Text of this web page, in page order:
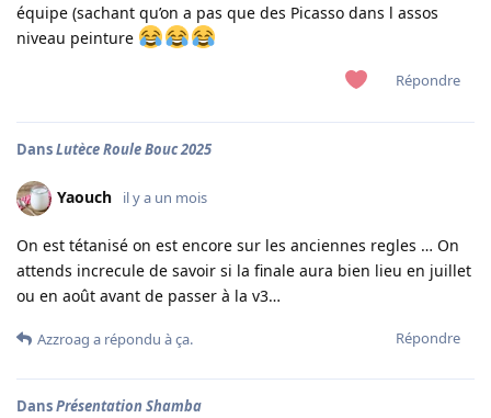
équipe (sachant qu’on a pas que des Picasso dans l assos
niveau peinture
Répondre
DansLutèce Roule Bouc 2025
Yaouch il y a un mois
On est tétanisé on est encore sur les anciennes regles … On
attends increcule de savoir si la finale aura bien lieu en juillet
ou en août avant de passer à la v3…
Répondre
Azzroag a répondu à ça.
DansPrésentation Shamba